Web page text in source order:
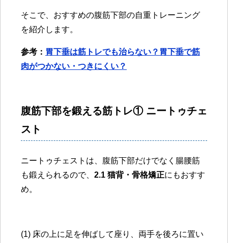
そこで、おすすめの腹筋下部の自重トレーニング
を紹介します。
参考： 胃下垂は筋トレでも治らない？胃下垂で筋
肉がつかない・つきにくい？
腹筋下部を鍛える筋トレ① ニートゥチェ
スト
ニートゥチェストは、腹筋下部だけでなく腸腰筋
も鍛えられるので、 2.1 猫背・骨格矯正にもおすす
め。
(1) 床の上に足を伸ばして座り、両手を後ろに置い